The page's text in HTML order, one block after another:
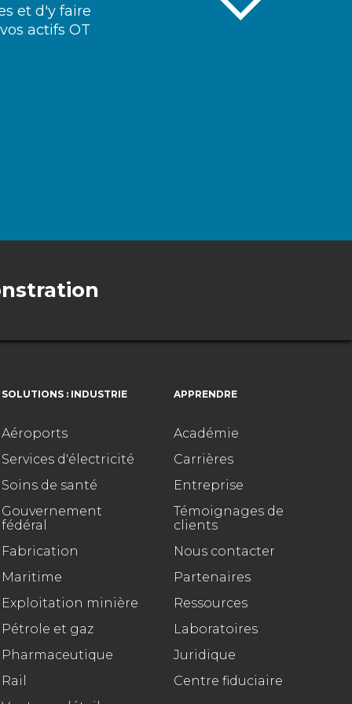
et d'y faire
actifs OT
SOLUTIONS : INDUSTRIE
Aéroports
Services d'électricité
Soins de santé
Gouvernement
fédéral
Fabrication
Maritime
Exploitation minière
Pétrole et gaz
Pharmaceutique
Rail
APPRENDRE
Académie
Carrières
Entreprise
Témoignages de
clients
Nous contacter
Partenaires
Ressources
Laboratoires
Juridique
Centre fiduciaire